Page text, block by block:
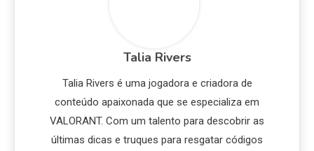
Talia Rivers
Talia Rivers é uma jogadora e criadora de
conteúdo apaixonada que se especializa em
VALORANT. Com um talento para descobrir as
últimas dicas e truques para resgatar códigos